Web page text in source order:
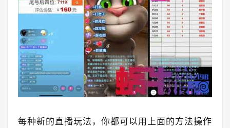
每种新的直播玩法，你都可以用上面的方法操作